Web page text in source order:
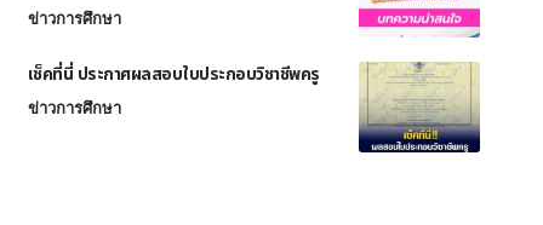
ข่าวการศึกษา
เช็คที่นี่ ประกาศผลสอบใบประกอบวิชาชีพครู
ข่าวการศึกษา